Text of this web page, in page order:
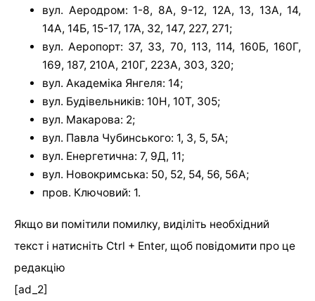
вул. Аеродром: 1-8, 8А, 9-12, 12А, 13, 13А, 14,
14А, 14Б, 15-17, 17А, 32, 147, 227, 271;
вул. Аеропорт: 37, 33, 70, 113, 114, 160Б, 160Г,
169, 187, 210А, 210Г, 223А, 303, 320;
вул. Академіка Янгеля: 14;
вул. Будівельників: 10Н, 10Т, 305;
вул. Макарова: 2;
вул. Павла Чубинського: 1, 3, 5, 5А;
вул. Енергетична: 7, 9Д, 11;
вул. Новокримська: 50, 52, 54, 56, 56А;
пров. Ключовий: 1.
Якщо ви помітили помилку, виділіть необхідний
текст і натисніть Ctrl + Enter, щоб повідомити про це
редакцію
[ad_2]